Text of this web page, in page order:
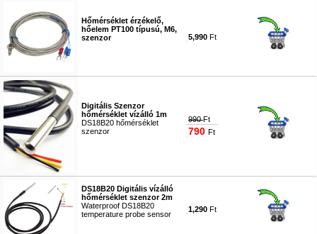
Hőmérséklet érzékelő,
hőelem PT100 típusú, M6,
szenzor
5,990 Ft
Digitális Szenzor
hőmérséklet vízálló 1m
DS18B20 hőmérséklet
szenzor
990Ft
790 Ft
DS18B20 Digitális vízálló
hőmérséklet szenzor 2m
Waterproof DS18B20
temperature probe sensor
1,290 Ft